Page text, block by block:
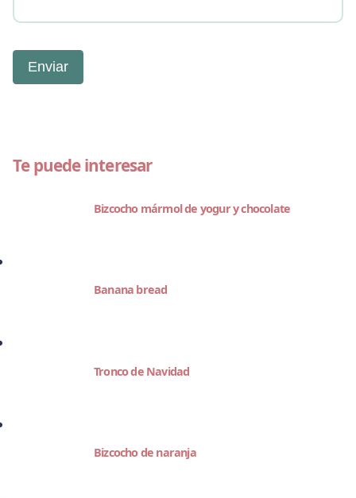
Te puede interesar
Bizcocho mármol de yogur y chocolate
Banana bread
Tronco de Navidad
Bizcocho de naranja